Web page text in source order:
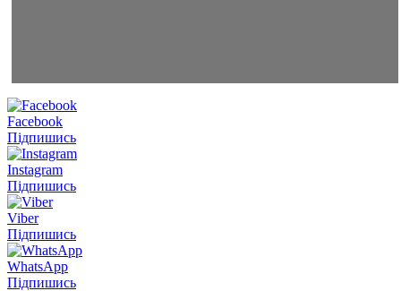
Facebook
Підпишись
Instagram
Підпишись
Viber
Підпишись
WhatsApp
Підпишись